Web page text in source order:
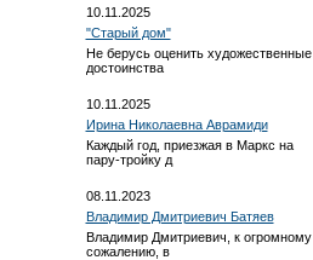
10.11.2025
"Старый дом"
Не берусь оценить художественные
достоинства
10.11.2025
Ирина Николаевна Аврамиди
Каждый год, приезжая в Маркс на
пару-тройку д
08.11.2023
Владимир Дмитриевич Батяев
Владимир Дмитриевич, к огромному
сожалению, в